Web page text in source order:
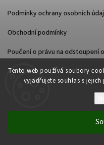
Tento web používá soubory
vyjadřujete souhlas s
Podmínky ochrany osobních
Obchodní podmínky
Poučení o právu na odstoupení
KONTAKT
+420 725 948 113